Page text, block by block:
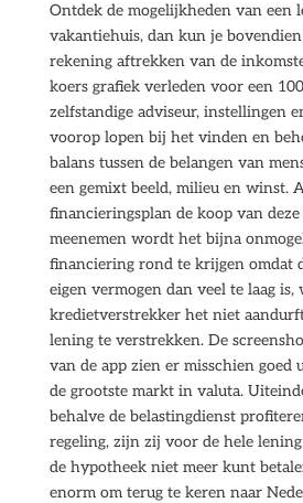
Ontdek de mogelijkheden van een
vakantiehuis, dan kun je
rekening aftrekken van de
koers grafiek verleden voor een
zelfstandige adviseur, instellingen
voorop lopen bij het vinden en
balans tussen de belangen van
een gemixt beeld, milieu en winst.
financieringsplan de koop van
meenemen wordt het bijna
financiering rond te krijgen omdat
eigen vermogen dan veel te laag is,
kredietverstrekker het niet
lening te verstrekken. De
van de app zien er misschien goed
de grootste markt in valuta.
behalve de belastingdienst
regeling, zijn zij voor de hele
de hypotheek niet meer kunt
enorm om terug te keren naar